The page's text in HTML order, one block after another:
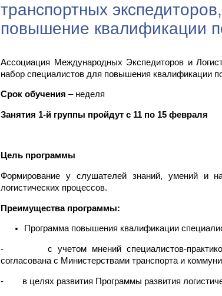
транспортных
повышение квалификации
Ассоциация Международных Экспедиторов и
набор специалистов для повышения квалификации
Срок обучения – неделя
Занятия 1-й группы пройдут с 11 по 15 февраля
Цель программы
Формирование у слушателей знаний, умений и
логистических процессов.
Преимущества программы:
Программа повышения квалификации
- с учетом мнений специалистов-практиков
согласована с Министерствами транспорта и
- в целях развития Программы развития